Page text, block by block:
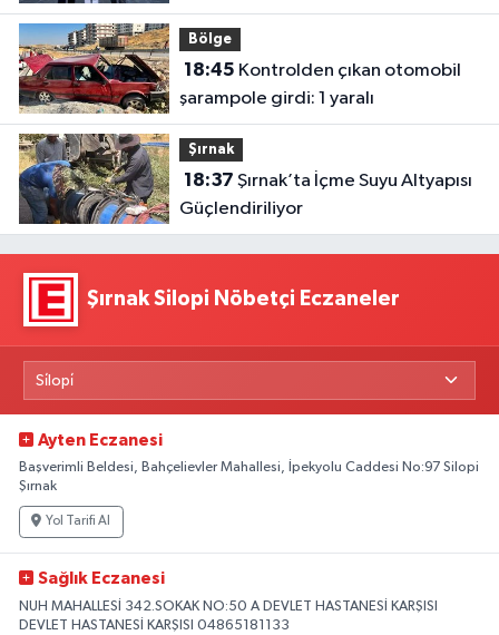
Bölge
18:45
şarampole girdi: 1 yaralı
Şırnak
18:37
Güçlendiriliyor
Şırnak Silopi Nöbetçi Eczaneler
Ayten Eczanesi
Başverimli Beldesi, Bahçelievler Mahallesi, İpekyolu Caddesi No:97 Silopi
Şırnak
Yol Tarifi Al
Sağlık Eczanesi
NUH MAHALLESİ 342.SOKAK NO:50 A DEVLET HASTANESİ KARŞISI
DEVLET HASTANESİ KARŞISI 04865181133